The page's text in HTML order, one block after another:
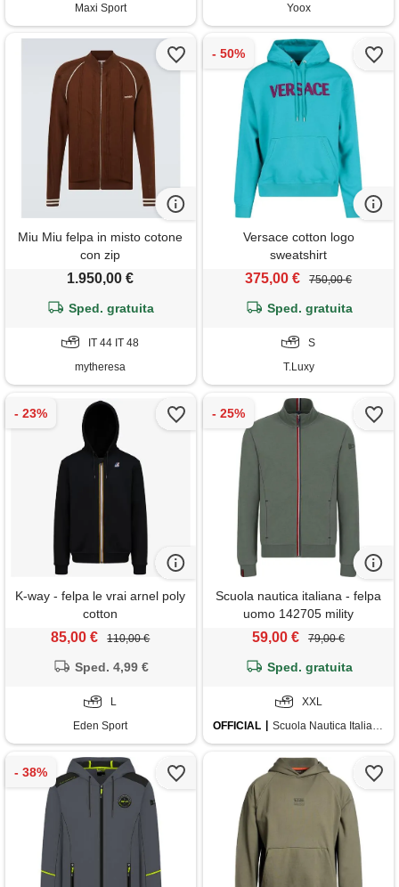
Maxi Sport
Yoox
Miu Miu felpa in misto cotone
con zip
1.950,00 €
Sped. gratuita
IT 44 IT 48
mytheresa
Versace cotton logo
sweatshirt
375,00 € 750,00 €
Sped. gratuita
S
T.Luxy
K-way - felpa le vrai arnel poly
cotton
85,00 € 110,00 €
Sped. 4,99 €
L
Eden Sport
Scuola nautica italiana - felpa
uomo 142705 mility
59,00 € 79,00 €
Sped. gratuita
XXL
OFFICIAL
Scuola Nautica Italiana